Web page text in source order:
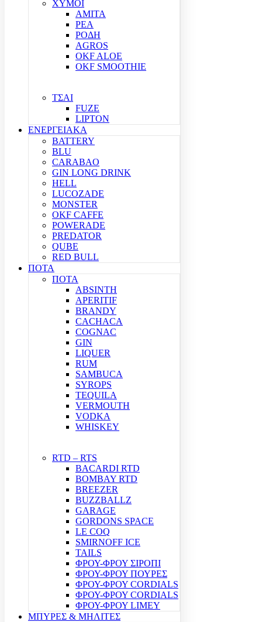
ΧΥΜΟΙ
ΑΜΙΤΑ
ΡΕΑ
ΡΟΔΗ
AGROS
OKF ALOE
OKF SMOOTHIE
ΤΣΑΙ
FUZE
LIPTON
ΕΝΕΡΓΕΙΑΚΑ
BATTERY
BLU
CARABAO
GIN LONG DRINK
HELL
LUCOZADE
MONSTER
OKF CAFFE
POWERADE
PREDATOR
QUBE
RED BULL
ΠΟΤΑ
ΠΟΤΑ
ABSINTH
APERITIF
BRANDY
CACHACA
COGNAC
GIN
LIQUER
RUM
SAMBUCA
SYROPS
TEQUILA
VERMOUTH
VODKA
WHISKEY
RTD – RTS
BACARDI RTD
BOMBAY RTD
BREEZER
BUZZBALLZ
GARAGE
GORDONS SPACE
LE COQ
SMIRNOFF ICE
TAILS
ΦΡΟΥ-ΦΡΟΥ ΣΙΡΟΠΙ
ΦΡΟΥ-ΦΡΟΥ ΠΟΥΡΕΣ
ΦΡΟΥ-ΦΡΟΥ CORDIALS
ΦΡΟΥ-ΦΡΟΥ CORDIALS
ΦΡΟΥ-ΦΡΟΥ LIMEY
ΜΠΥΡΕΣ & ΜΗΛΙΤΕΣ